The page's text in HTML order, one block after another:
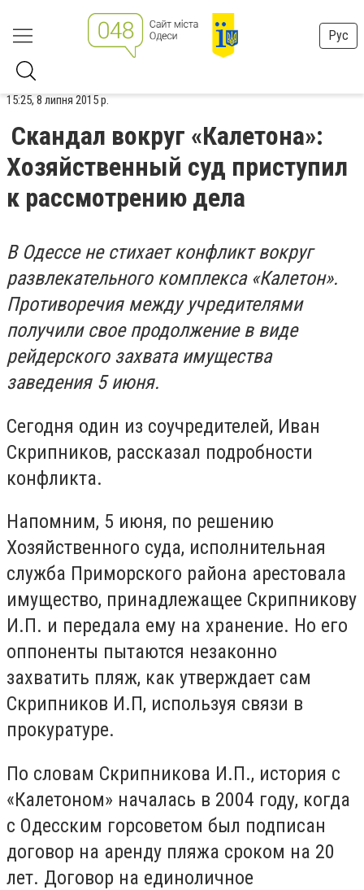
Рус
15:25, 8 липня 2015 р.
Скандал вокруг «Калетона»:
Хозяйственный суд приступил
к рассмотрению дела
В Одессе не стихает конфликт вокруг
развлекательного комплекса «Калетон».
Противоречия между учредителями
получили свое продолжение в виде
рейдерского захвата имущества
заведения 5 июня.
Сегодня один из соучредителей, Иван
Скрипников, рассказал подробности
конфликта.
Напомним, 5 июня, по решению
Хозяйственного суда, исполнительная
служба Приморского района арестовала
имущество, принадлежащее Скрипникову
И.П. и передала ему на хранение. Но его
оппоненты пытаются незаконно
захватить пляж, как утверждает сам
Скрипников И.П, используя связи в
прокуратуре.
По словам Скрипникова И.П., история с
«Калетоном» началась в 2004 году, когда
с Одесским горсоветом был подписан
договор на аренду пляжа сроком на 20
лет. Договор на единоличное